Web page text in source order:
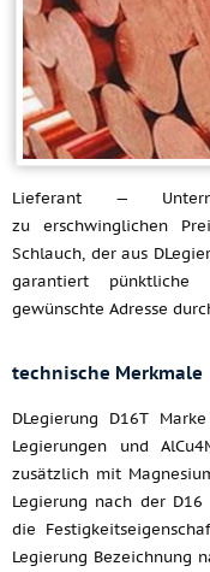
Lieferant —
zu erschwinglichen
Schlauch, der aus
garantiert
gewünschte Adresse
technische Merkmale
DLegierung D16T
Legierungen und
zusätzlich mit
Legierung nach der
die
Legierung Bezeichnung